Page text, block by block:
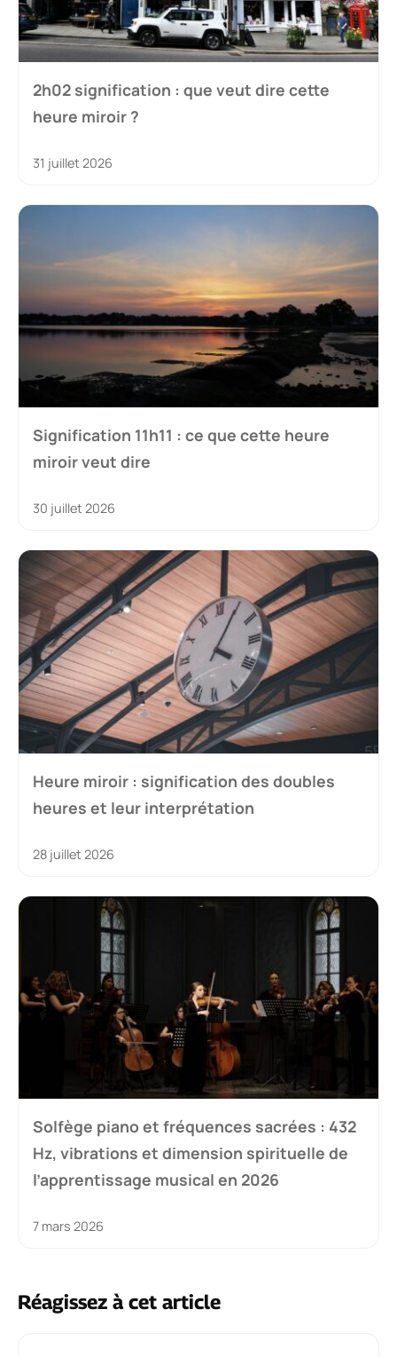
2h02 signification : que veut dire cette
heure miroir ?
31 juillet 2026
Signification 11h11 : ce que cette heure
miroir veut dire
30 juillet 2026
Heure miroir : signification des doubles
heures et leur interprétation
28 juillet 2026
Solfège piano et fréquences sacrées : 432
Hz, vibrations et dimension spirituelle de
l’apprentissage musical en 2026
7 mars 2026
Réagissez à cet article